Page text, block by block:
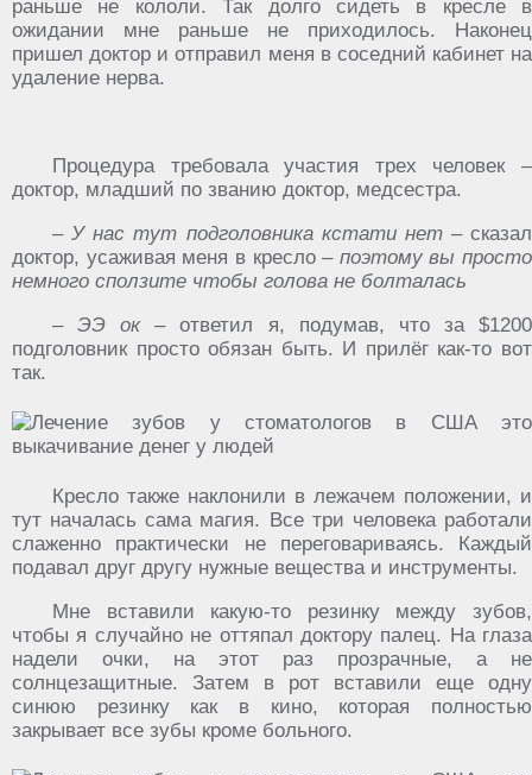
раньше не кололи. Так долго сидеть в кресле в
ожидании мне раньше не приходилось. Наконец
пришел доктор и отправил меня в соседний кабинет на
удаление нерва.
Процедура требовала участия трех человек –
доктор, младший по званию доктор, медсестра.
– У нас тут подголовника кстати нет– сказал
доктор, усаживая меня в кресло – поэтому вы просто
немного сползите чтобы голова не болталась
– ЭЭ ок– ответил я, подумав, что за $1200
подголовник просто обязан быть. И прилёг как-то вот
так.
Кресло также наклонили в лежачем положении, и
тут началась сама магия. Все три человека работали
слаженно практически не переговариваясь. Каждый
подавал друг другу нужные вещества и инструменты.
Мне вставили какую-то резинку между зубов,
чтобы я случайно не оттяпал доктору палец. На глаза
надели очки, на этот раз прозрачные, а не
солнцезащитные. Затем в рот вставили еще одну
синюю резинку как в кино, которая полностью
закрывает все зубы кроме больного.